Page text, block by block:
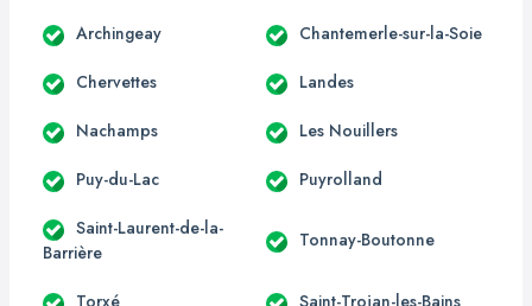
Archingeay Chantemerle-sur-la-Soie
Chervettes Landes
Nachamps Les Nouillers
Puy-du-Lac Puyrolland
Saint-Laurent-de-la-
Barrière
Tonnay-Boutonne
Torxé Saint-Trojan-les-Bains